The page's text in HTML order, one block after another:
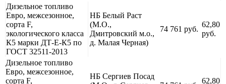
Дизельное топливо
Евро, межсезонное,
сорта F,
экологического класса
К5 марки ДТ-Е-К5 по
ГОСТ 32511-2013
НБ Белый Раст
(М.О.,
Дмитровский м.о.,
д. Малая Черная)
74 761 руб.
62,80
руб.
Дизельное топливо
Евро, межсезонное,
сорта F,
НБ Сергиев Посад
62,80